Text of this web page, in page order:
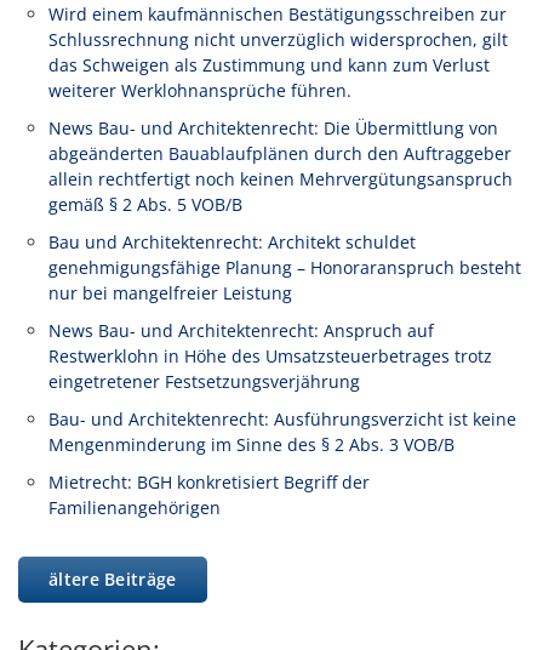
Wird einem kaufmännischen Bestätigungsschreiben zur
Schlussrechnung nicht unverzüglich widersprochen, gilt
das Schweigen als Zustimmung und kann zum Verlust
weiterer Werklohnansprüche führen.
News Bau- und Architektenrecht: Die Übermittlung von
abgeänderten Bauablaufplänen durch den Auftraggeber
allein rechtfertigt noch keinen Mehrvergütungsanspruch
gemäß § 2 Abs. 5 VOB/B
Bau und Architektenrecht: Architekt schuldet
genehmigungsfähige Planung – Honoraranspruch besteht
nur bei mangelfreier Leistung
News Bau- und Architektenrecht: Anspruch auf
Restwerklohn in Höhe des Umsatzsteuerbetrages trotz
eingetretener Festsetzungsverjährung
Bau- und Architektenrecht: Ausführungsverzicht ist keine
Mengenminderung im Sinne des § 2 Abs. 3 VOB/B
Mietrecht: BGH konkretisiert Begriff der
Familienangehörigen
ältere Beiträge